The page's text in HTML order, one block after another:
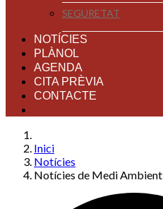
SEGURETAT
NOTÍCIES
PLÀNOL
AGENDA
CITA PRÈVIA
CONTACTE
Inici
Notícies
Notícies de Medi Ambient